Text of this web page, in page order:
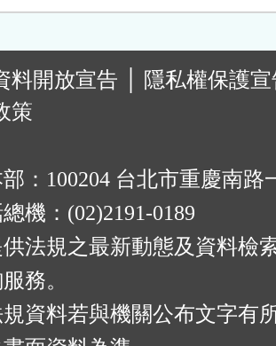
料開放宣告
隱私權保護
策
：100204 台北市重慶南路
機：(02)2191-0189
法規之最新動態及資料檢
務。
資料若與機關公布文字有